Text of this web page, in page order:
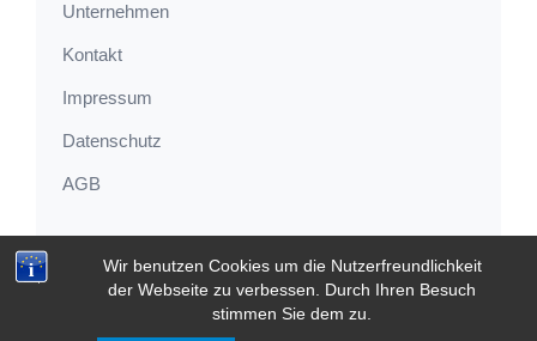
Wir benutzen Cookies um die Nutzerfreundlichkeit
der Webseite zu verbessen. Durch Ihren Besuch
stimmen Sie dem zu.
Unternehmen
Kontakt
Impressum
Datenschutz
AGB
© 2001–2026 Heilberufe Projekt GmbH
DatenschutzAGB